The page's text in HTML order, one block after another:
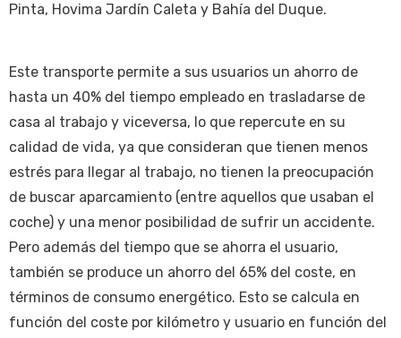
Pinta, Hovima Jardín Caleta y Bahía del Duque.
Este transporte permite a sus usuarios un ahorro de
hasta un 40% del tiempo empleado en trasladarse de
casa al trabajo y viceversa, lo que repercute en su
calidad de vida, ya que consideran que tienen menos
estrés para llegar al trabajo, no tienen la preocupación
de buscar aparcamiento (entre aquellos que usaban el
coche) y una menor posibilidad de sufrir un accidente.
Pero además del tiempo que se ahorra el usuario,
también se produce un ahorro del 65% del coste, en
términos de consumo energético. Esto se calcula en
función del coste por kilómetro y usuario en función del